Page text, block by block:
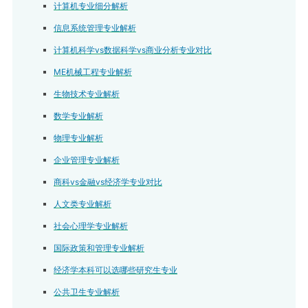
计算机专业细分解析
信息系统管理专业解析
计算机科学vs数据科学vs商业分析专业对比
ME机械工程专业解析
生物技术专业解析
数学专业解析
物理专业解析
企业管理专业解析
商科vs金融vs经济学专业对比
人文类专业解析
社会心理学专业解析
国际政策和管理专业解析
经济学本科可以选哪些研究生专业
公共卫生专业解析